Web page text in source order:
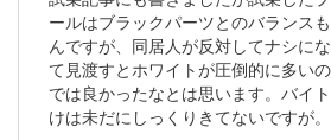
ールはブラックパーツとのバランス
んですが、同居人が反対してナシに
て見渡すとホワイトが圧倒的に多い
では良かったなとは思います。バイ
けは未だにしっくりきてないですが。